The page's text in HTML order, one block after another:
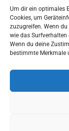
Um dir ein optimales
Cookies, um
zuzugreifen. Wenn
wie das Surfverhalten
Wenn du deine
bestimmte Merkmale
Copyright ©
Rechte